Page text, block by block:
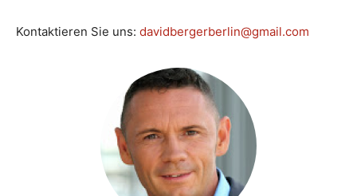
Kontaktieren Sie uns: davidbergerberlin@gmail.com